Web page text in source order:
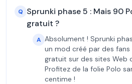
Q Sprunki phase 5 : Mais 90
gratuit ?
A Absolument ! Sprunki
un mod créé par des
gratuit sur des sites Web
Profitez de la folie Polo
centime !